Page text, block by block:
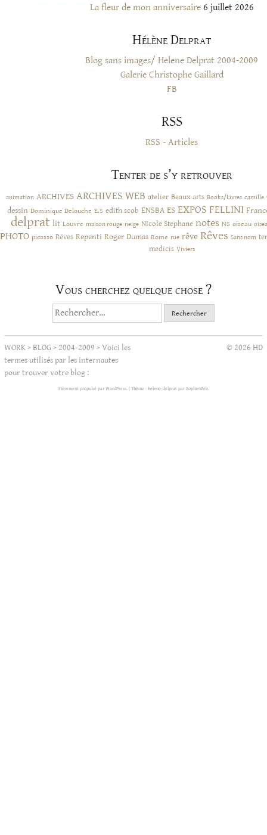
La fleur de mon anniversaire 6 juillet 2026
Hélène Delprat
Blog sans images/ Helene Delprat 2004-2009
Galerie Christophe Gaillard
FB
RSS
RSS - Articles
Tenter de s’y retrouver
animation ARCHIVES ARCHIVES WEB atelier Beaux arts Books/Livres camille
dessin Dominique Delouche E.S edith scob ENSBA ES EXPOS FELLINI
delprat lit Louvre maison rouge neige NIcole Stephane notes NS oiseau
PHOTO picasso Rêves Repenti Roger Dumas Rome rue rêve Rêves Sans nom
medicis Viviers
Vous cherchez quelque chose ?
Rechercher :
WORK>BLOG> 2004-2009 >Voici les
termes utilisés par les internautes
pour trouver votre blog :
© 2026 HD
Fièrement propulsé par WordPress. Thème : helene-delprat par SophieWeb.